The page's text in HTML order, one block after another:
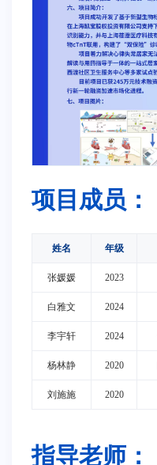
项目成员：
姓名 年级
张媛媛 2023
白雅文 2024
李宇轩 2024
杨林静 2020
刘施施 2020
指导老师：